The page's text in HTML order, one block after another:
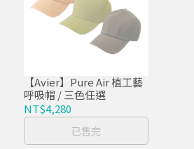
【Avier】Pure Air 植工藝
呼吸帽 / 三色任選
NT$4,280
已售完